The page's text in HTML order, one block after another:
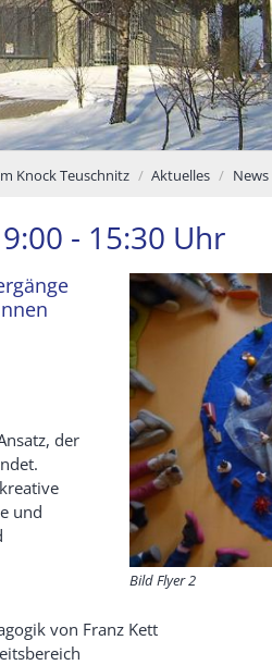
Knock Teuschnitz Aktuelles News
- 15:30 Uhr
Bild Flyer 2
der
und
von Franz Kett